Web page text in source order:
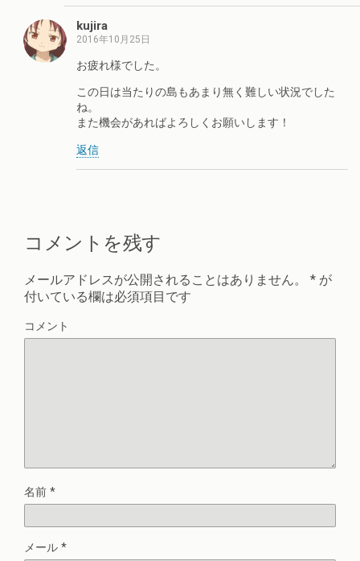
kujira
2016年10月25日
お疲れ様でした。
この日は当たりの島もあまり無く難しい状況でした
ね。
また機会があればよろしくお願いします！
返信
コメントを残す
メールアドレスが公開されることはありません。 * が
付いている欄は必須項目です
コメント
名前 *
メール *